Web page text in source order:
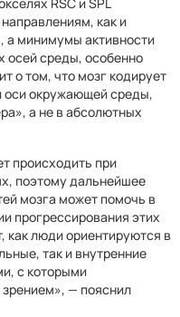
как и
а минимумы активности
осей среды, особенно
о том, что мозг кодирует
оси окружающей среды,
а не в абсолютных
происходить при
поэтому дальнейшее
мозга может помочь в
прогрессирования этих
как люди ориентируются в
так и внутренние
с которыми
— пояснил